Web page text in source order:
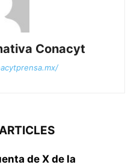
Conacyt
de X de la